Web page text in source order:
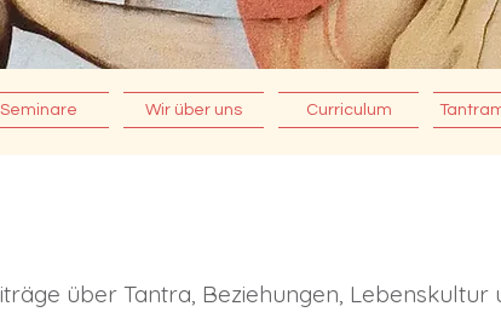
Seminare Wir über uns Curriculum
über Tantra, Beziehungen,